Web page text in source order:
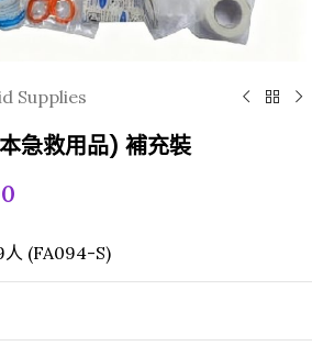
Supplies
急救用品) 補充裝
人 (FA094-S)